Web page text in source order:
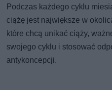
Podczas każdego cyklu
ciążę jest największe w
które chcą unikać ciąży,
swojego cyklu i stosować
antykoncepcji.